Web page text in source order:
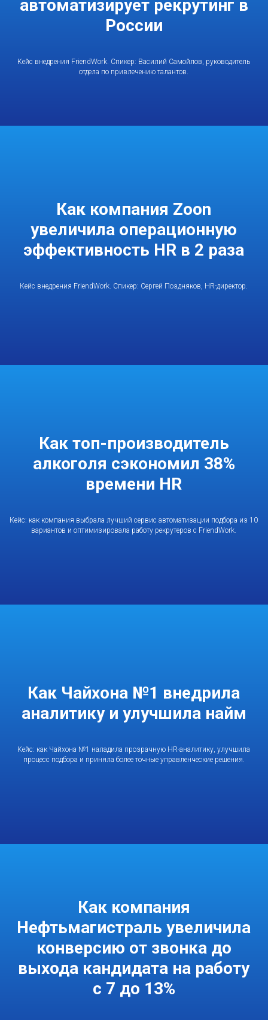
автоматизирует рекрутинг в
России
Кейс внедрения FriendWork. Спикер: Василий Самойлов, руководитель
отдела по привлечению талантов.
Как компания Zoon
увеличила операционную
эффективность HR в 2 раза
Кейс внедрения FriendWork. Спикер: Сергей Поздняков, HR-директор.
Как топ-производитель
алкоголя сэкономил 38%
времени HR
Кейс: как компания выбрала лучший сервис автоматизации подбора из 10
вариантов и оптимизировала работу рекрутеров с FriendWork.
Как Чайхона №1 внедрила
аналитику и улучшила найм
Кейс: как Чайхона №1 наладила прозрачную HR-аналитику, улучшила
процесс подбора и приняла более точные управленческие решения.
Как компания
Нефтьмагистраль увеличила
конверсию от звонка до
выхода кандидата на работу
с 7 до 13%